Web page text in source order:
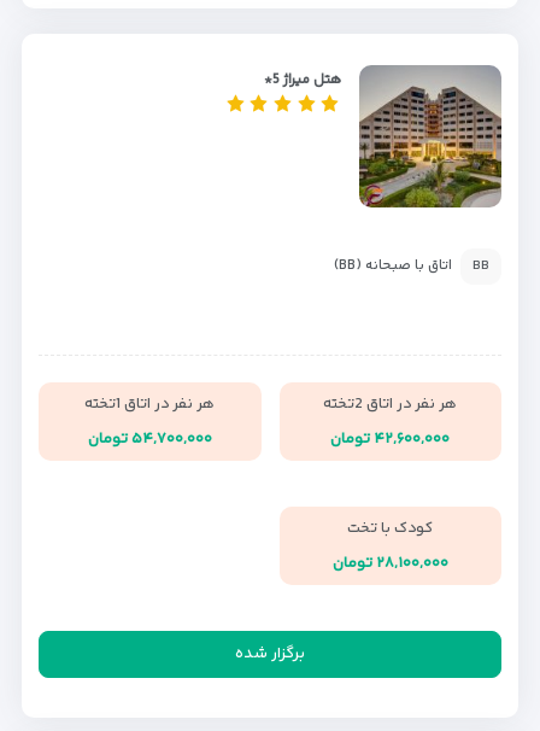
هتل میراژ 5*
BB اتاق با صبحانه (BB)
هر نفر در اتاق 2تخته
۴۲,۶۰۰,۰۰۰ تومان
هر نفر در اتاق 1تخته
۵۴,۷۰۰,۰۰۰ تومان
کودک با تخت
۲۸,۱۰۰,۰۰۰ تومان
برگزار شده